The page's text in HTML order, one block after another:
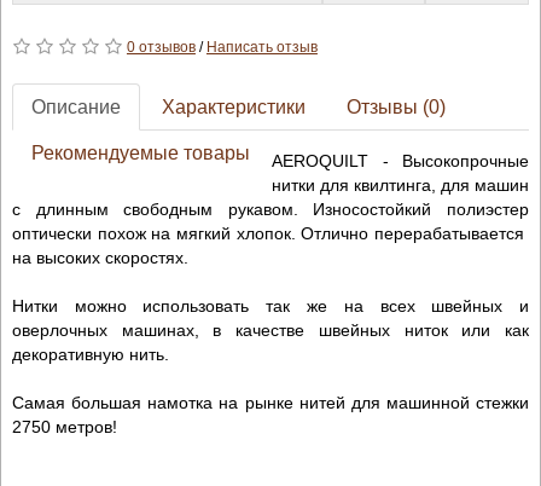
0 отзывов/ Написать отзыв
Описание Характеристики Отзывы (0)
Рекомендуемые товары
AEROQUILT - Высокопрочные
нитки для квилтинга, для машин
с длинным свободным рукавом. Износостойкий полиэстер
оптически похож на мягкий хлопок. Отлично перерабатывается
на высоких скоростях.
Нитки можно использовать так же на всех швейных и
оверлочных машинах, в качестве швейных ниток или как
декоративную нить.
Самая большая намотка на рынке нитей для машинной стежки
2750 метров!